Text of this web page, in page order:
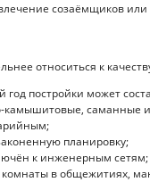
созаёмщиков
относиться к
постройки может
камышитовые, саманные
планировку;
к инженерным сетям;
комнаты в общежитиях,